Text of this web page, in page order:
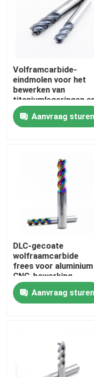
Thuis
Producten
VR-show
Over ons
Fabrieksreis
Kwaliteitscontrole
Contacteer ons
Vraag een offerte
De Tussenvoegsels
Carbide die
Volframcarbide-
eindmolen voor het
bewerken van
titaniumlegeringen
superlegeringen
Aanvraag sturen
DLC-gecoate
wolfraamcarbide
frees voor aluminium
CNC-bewerking
Aanvraag sturen